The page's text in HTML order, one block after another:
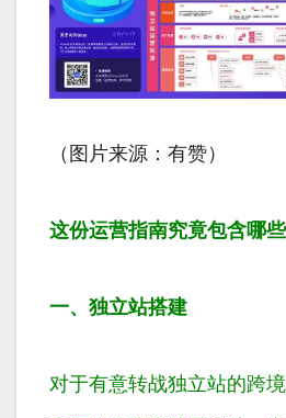
（图片来源：有赞）
这份运营指南究竟包含哪
一、独立站搭建
对于有意转战独立站的跨